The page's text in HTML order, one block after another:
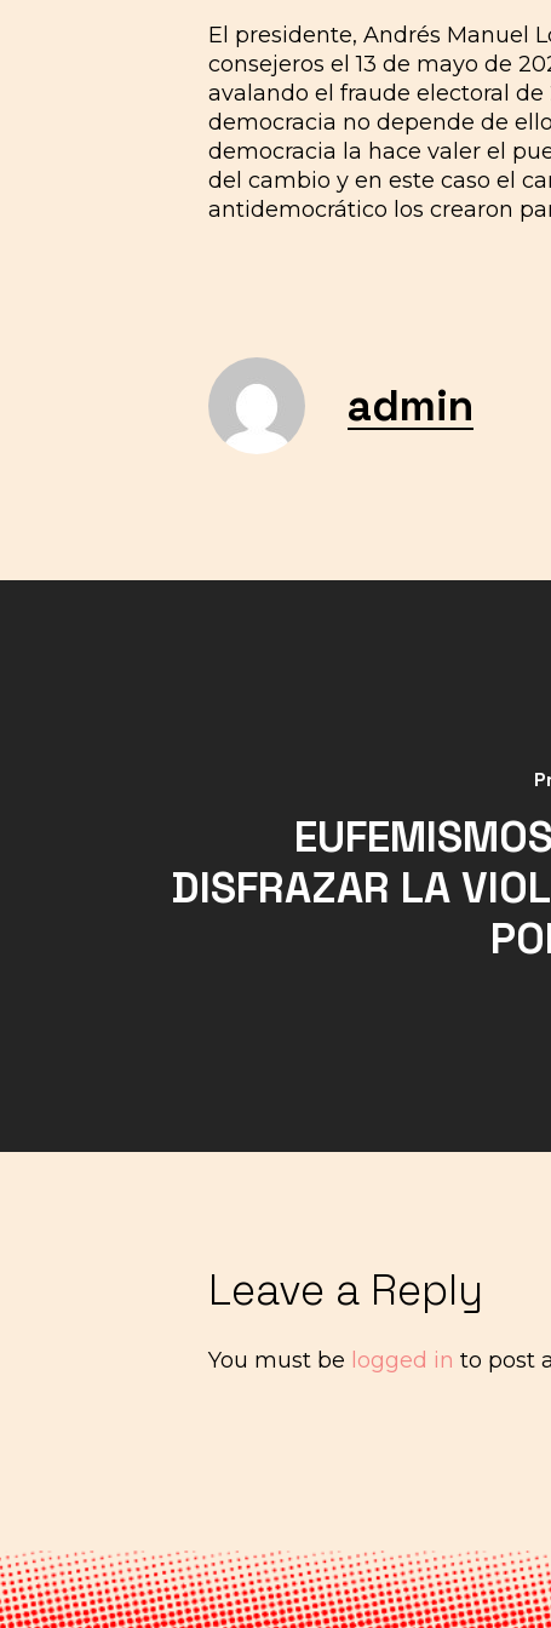
El presidente, Andrés Manuel
consejeros el 13 de mayo de
avalando el fraude electoral
democracia no depende de
democracia la hace valer el
del cambio y en este caso el
antidemocrático los crearon
admin
DISFRAZAR LA
Leave a Reply
You must be logged in to post